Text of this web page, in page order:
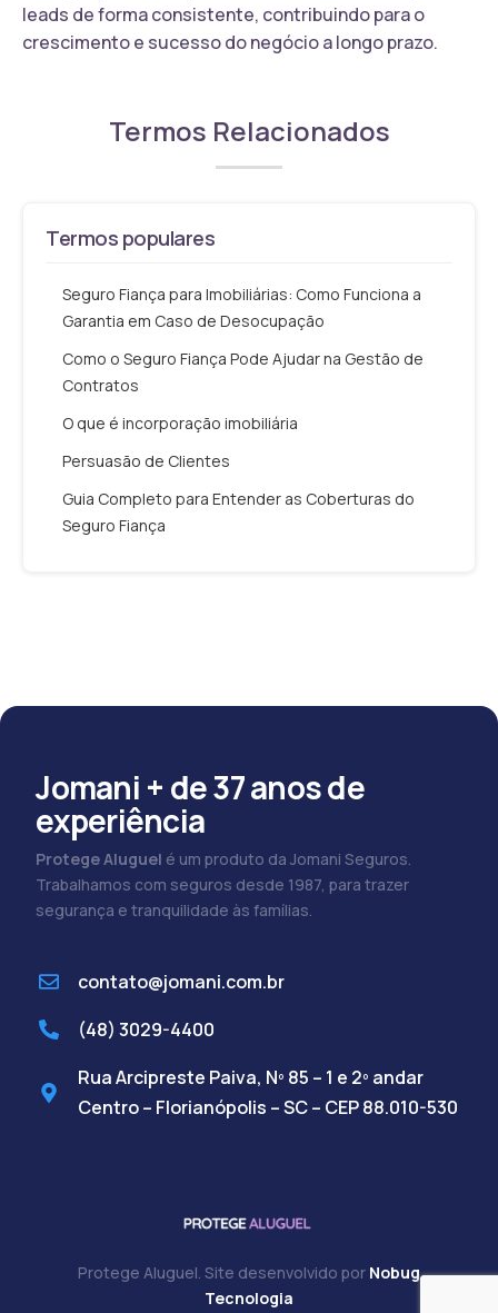
leads de forma consistente, contribuindo para o
crescimento e sucesso do negócio a longo prazo.
Termos Relacionados
Termos populares
Seguro Fiança para Imobiliárias: Como Funciona a
Garantia em Caso de Desocupação
Como o Seguro Fiança Pode Ajudar na Gestão de
Contratos
O que é incorporação imobiliária
Persuasão de Clientes
Guia Completo para Entender as Coberturas do
Seguro Fiança
Jomani + de 37 anos de
experiência
Protege Aluguel é um produto da Jomani Seguros.
Trabalhamos com seguros desde 1987, para trazer
segurança e tranquilidade às famílias.
contato@jomani.com.br
(48) 3029-4400
Rua Arcipreste Paiva, Nº 85 – 1 e 2º andar
Centro – Florianópolis – SC – CEP 88.010-530
Protege Aluguel. Site desenvolvido por Nobug
Tecnologia
Cadastre-se